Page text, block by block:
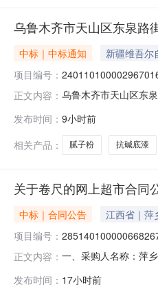
乌鲁木齐市天山区东泉路
中标｜中标通知 新疆维吾尔
项目编号：
正文内容： 乌鲁木齐市天山区东
（元）:项目所在行政
发布时间： 9小时前
相关产品：
腻子粉 抗碱底漆
关于卷尺的网上超市合同
中标｜合同公告 江西省｜萍
项目编号：
正文内容： 一、采购人名称：萍
力pe胶带得力/
发布时间： 17小时前